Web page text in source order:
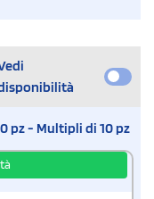
pz - Multipli di 10 pz